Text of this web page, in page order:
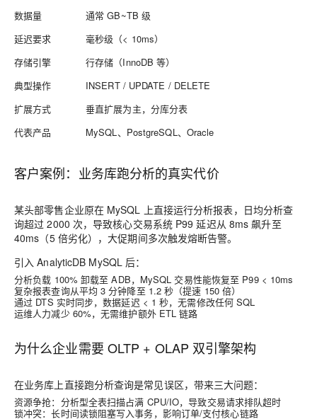
数据量
通常 GB~TB 级
延迟要求
毫秒级（< 10ms）
存储引擎
行存储（InnoDB 等）
典型操作
INSERT / UPDATE / DELETE
扩展方式
垂直扩展为主，分库分表
代表产品
MySQL、PostgreSQL、Oracle
客户案例：业务库跑分析的真实代价
某头部零售企业原在 MySQL 上直接运行分析报表，日均分析查
询超过 2000 次，导致核心交易系统 P99 延迟从 8ms 飙升至
40ms（5 倍劣化），大促期间多次触发熔断告警。
引入 AnalyticDB MySQL 后：
分析负载 100% 卸载至 ADB，MySQL 交易性能恢复至 P99 < 10ms
复杂报表查询从平均 3 分钟降至 1.2 秒（提速 150 倍）
通过 DTS 实时同步，数据延迟 < 1 秒，无需修改任何 SQL
运维人力减少 60%，无需维护额外 ETL 链路
为什么企业需要 OLTP + OLAP 双引擎架构
在业务库上直接跑分析查询是常见误区，带来三大问题：
资源争抢：分析型全表扫描占满 CPU/IO，导致交易请求排队超时
锁冲突：长时间读锁阻塞写入事务，影响订单/支付核心链路